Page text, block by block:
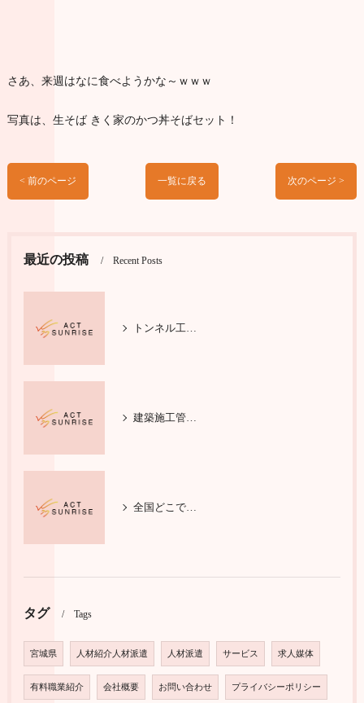
さあ、来週はなに食べようかな～ｗｗｗ
写真は、生そば きく家のかつ丼そばセット！
< 前のページ 一覧に戻る 次のページ >
最近の投稿 Recent Posts
トンネル工事で輝く施工管理の仕事
建築施工管理の基本と安全対策を学ぶ
全国どこでも活躍する施工管理技士
タグ Tags
宮城県 人材紹介人材派遣 人材派遣 サービス 求人媒体
有料職業紹介 会社概要 お問い合わせ プライバシーポリシー